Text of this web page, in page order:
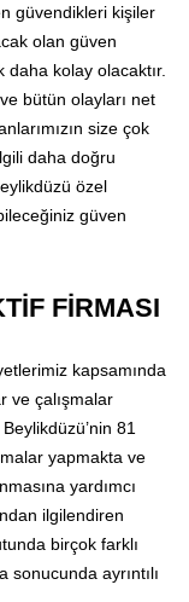
güvendikleri kişiler
olan güven
kolay olacaktır.
bütün olayları net
size çok
daha doğru
özel
güven
FİRMASI
kapsamında
ve çalışmalar
81
yapmakta ve
yardımcı
ilgilendiren
birçok farklı
ayrıntılı